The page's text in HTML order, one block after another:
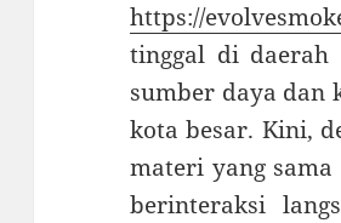
https://
tinggal di daerah
sumber daya dan
kota besar. Kini,
materi yang sama
berinteraksi